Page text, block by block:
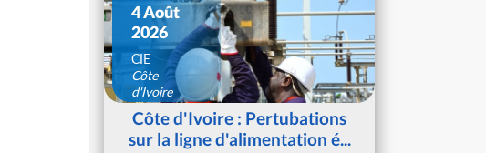
4 Août
2026
CIE
Côte
d'Ivoire
Côte d'Ivoire : Pertubations
sur la ligne d'alimentation é...